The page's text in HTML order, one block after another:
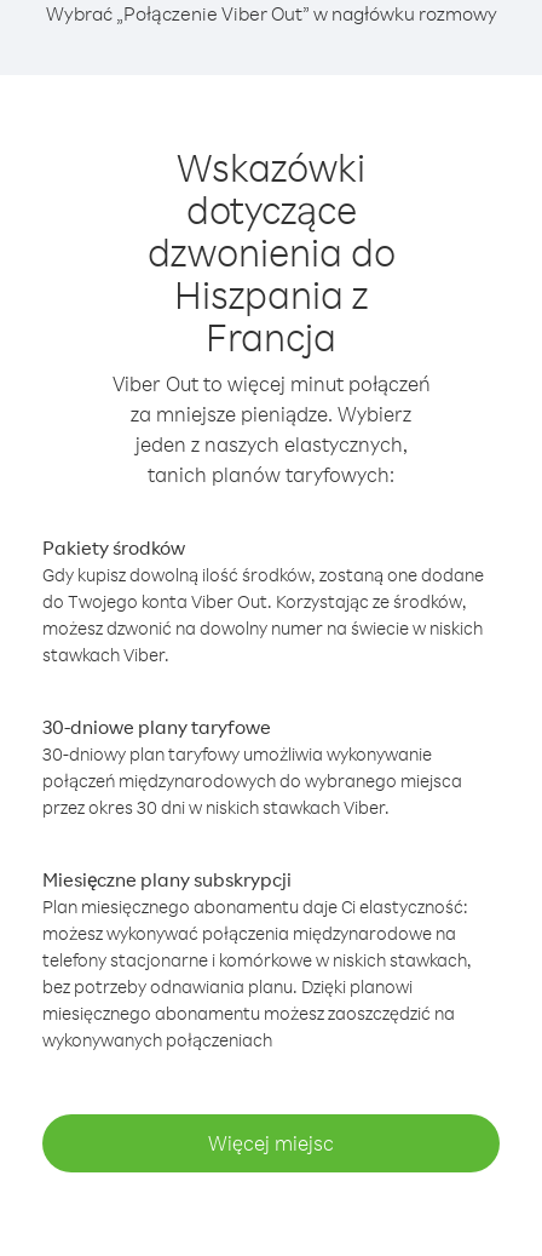
Wybrać „Połączenie Viber Out” w nagłówku rozmowy
Wskazówki
dotyczące
dzwonienia do
Hiszpania z
Francja
Viber Out to więcej minut połączeń
za mniejsze pieniądze. Wybierz
jeden z naszych elastycznych,
tanich planów taryfowych:
Pakiety środków
Gdy kupisz dowolną ilość środków, zostaną one dodane
do Twojego konta Viber Out. Korzystając ze środków,
możesz dzwonić na dowolny numer na świecie w niskich
stawkach Viber.
30-dniowe plany taryfowe
30-dniowy plan taryfowy umożliwia wykonywanie
połączeń międzynarodowych do wybranego miejsca
przez okres 30 dni w niskich stawkach Viber.
Miesięczne plany subskrypcji
Plan miesięcznego abonamentu daje Ci elastyczność:
możesz wykonywać połączenia międzynarodowe na
telefony stacjonarne i komórkowe w niskich stawkach,
bez potrzeby odnawiania planu. Dzięki planowi
miesięcznego abonamentu możesz zaoszczędzić na
wykonywanych połączeniach
Więcej miejsc